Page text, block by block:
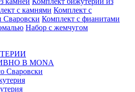
с камнями Комплект с
Сваровски Комплект с фианитами
Набор с жемчугом
В MONA
Сваровски